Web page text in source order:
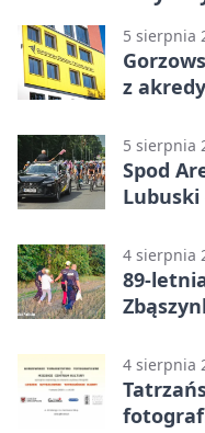
5 sierpnia
z
5 sierpnia
Spod
Lubuski
4 sierpnia
89-
4 sierpnia